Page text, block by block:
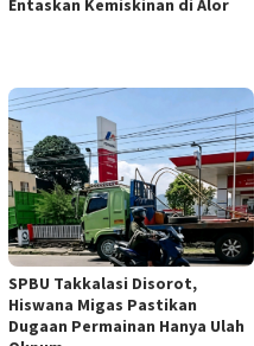
Entaskan Kemiskinan di Alor
SPBU Takkalasi Disorot,
Hiswana Migas Pastikan
Dugaan Permainan Hanya Ulah